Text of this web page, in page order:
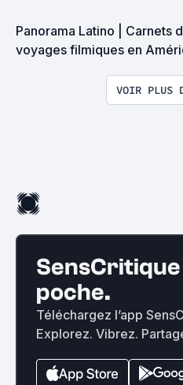
Panorama Latino | Carnets
voyages filmiques en
VOIR PLUS
poche.
Téléchargez l’app
Explorez. Vibrez.